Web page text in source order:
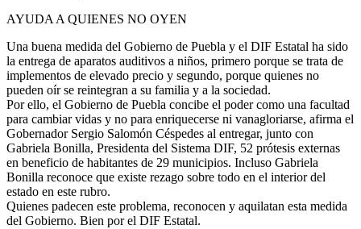
AYUDA A QUIENES NO OYEN
Una buena medida del Gobierno de Puebla y el DIF Estatal ha sido
la entrega de aparatos auditivos a niños, primero porque se trata de
implementos de elevado precio y segundo, porque quienes no
pueden oír se reintegran a su familia y a la sociedad.
Por ello, el Gobierno de Puebla concibe el poder como una facultad
para cambiar vidas y no para enriquecerse ni vanagloriarse, afirma el
Gobernador Sergio Salomón Céspedes al entregar, junto con
Gabriela Bonilla, Presidenta del Sistema DIF, 52 prótesis externas
en beneficio de habitantes de 29 municipios. Incluso Gabriela
Bonilla reconoce que existe rezago sobre todo en el interior del
estado en este rubro.
Quienes padecen este problema, reconocen y aquilatan esta medida
del Gobierno. Bien por el DIF Estatal.